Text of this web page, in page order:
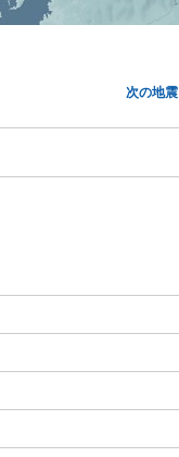
次の地震